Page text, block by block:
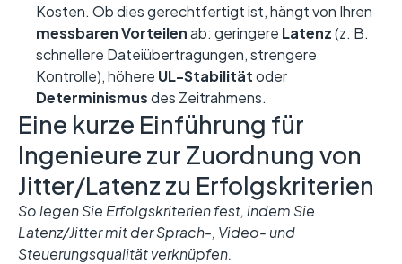
Kosten. Ob dies gerechtfertigt ist, hängt von Ihren
messbaren Vorteilenab: geringere Latenz(z. B.
schnellere Dateiübertragungen, strengere
Kontrolle), höhere UL-Stabilitätoder
Determinismusdes Zeitrahmens.
Eine kurze Einführung für
Ingenieure zur Zuordnung von
Jitter/Latenz zu Erfolgskriterien
So legen Sie Erfolgskriterien fest, indem Sie
Latenz/Jitter mit der Sprach-, Video- und
Steuerungsqualität verknüpfen.